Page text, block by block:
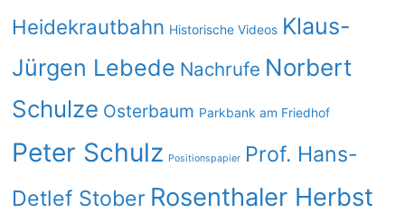
Heidekrautbahn Historische Videos Klaus-
Jürgen Lebede Nachrufe Norbert
Schulze Osterbaum Parkbank am Friedhof
Peter Schulz Positionspapier Prof. Hans-
Detlef Stober Rosenthaler Herbst